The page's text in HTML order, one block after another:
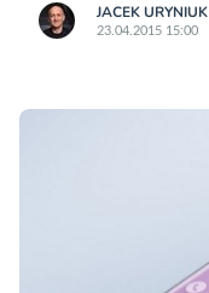
JACEK URYNIUK
23.04.2015 15:00